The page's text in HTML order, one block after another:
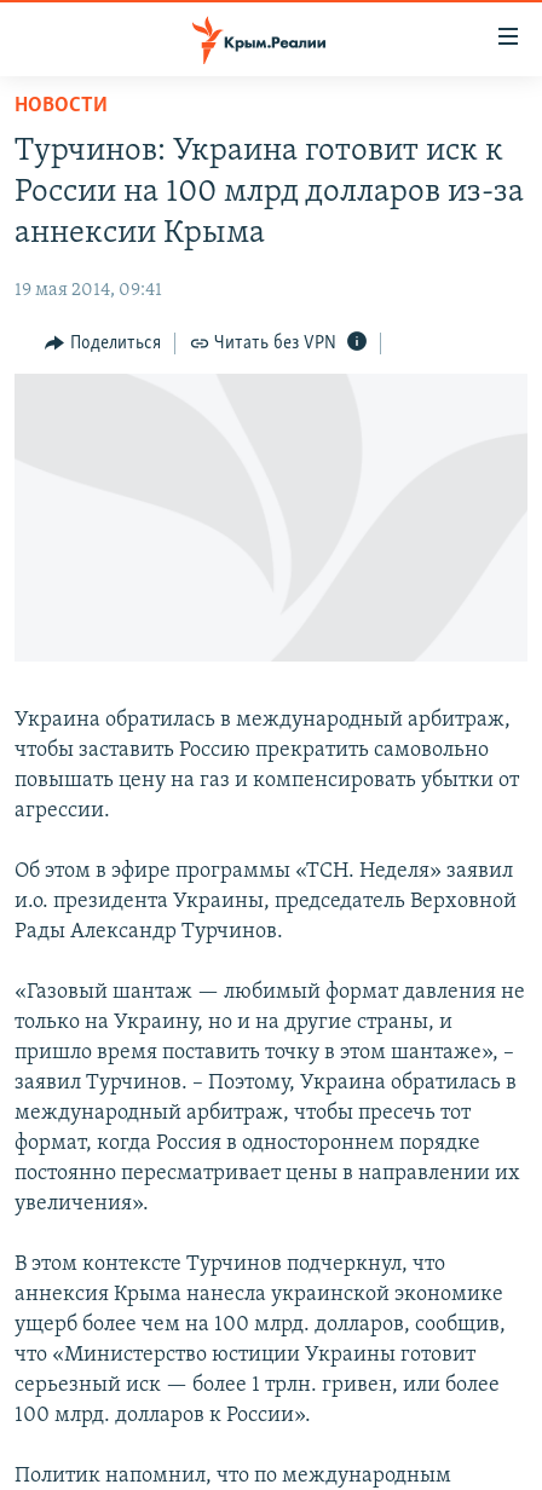
Вернуться
основному
содержанию
главной
Вернутся
СПЕЦПРОЕКТЫ
11 ЛЕТ ОККУПАЦИИ КРЫМА. 11 ИСТОРИЙ СОПРОТИВЛЕНИЯ
ЕЩЕ
ИНТЕРАКТИВ
РАДІО СВОБОДА
Все сайты RFE/RL
НОВОСТИ
Турчинов: Украина готовит иск к
России на 100 млрд долларов из-за
аннексии Крыма
19 мая 2014, 09:41
Поделиться Читать без VPN
Украина обратилась в международный арбитраж,
чтобы заставить Россию прекратить самовольно
повышать цену на газ и компенсировать убытки от
агрессии.
Об этом в эфире программы «ТСН. Неделя» заявил
и.о. президента Украины, председатель Верховной
Рады Александр Турчинов.
«Газовый шантаж — любимый формат давления не
только на Украину, но и на другие страны, и
пришло время поставить точку в этом шантаже», –
заявил Турчинов. – Поэтому, Украина обратилась в
международный арбитраж, чтобы пресечь тот
формат, когда Россия в одностороннем порядке
постоянно пересматривает цены в направлении их
увеличения».
В этом контексте Турчинов подчеркнул, что
аннексия Крыма нанесла украинской экономике
ущерб более чем на 100 млрд. долларов, сообщив,
что «Министерство юстиции Украины готовит
серьезный иск — более 1 трлн. гривен, или более
100 млрд. долларов к России».
Политик напомнил, что по международным